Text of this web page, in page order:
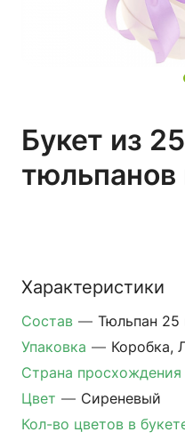
Букет из
тюльпанов
Характеристики
Состав — Тюльпан 25
Упаковка — Коробка,
Страна просхождения
Цвет — Сиреневый
Кол-во цветов в